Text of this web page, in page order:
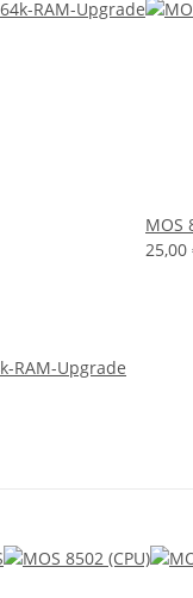
RAM-Upgrade
MOS
25,00